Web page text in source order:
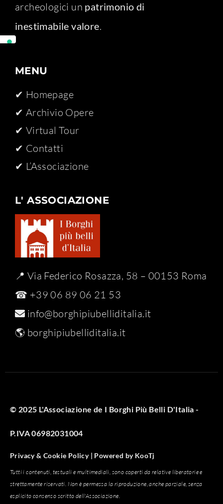
archeologici un patrimonio di
inestimabile valore.
MENU
✔ Homepage
✔ Archivio Opere​
✔ Virtual Tour
✔ Contatti
✔ L’Associazione
L' ASSOCIAZIONE
📍 Via Federico Rosazza, 58 – 00153 Roma
☎ +39 06 89 06 21 53
info@borghipiubelliditalia.it
🌎 borghipiubelliditalia.it
© 2025 L'Associazione de I Borghi Più Belli D'Italia -
P.IVA 06982031004
Privacy & Cookie Policy | Powered byKooTj
Tutti i contenuti, testuali e multimediali, sono coperti da relative liberatorie e
strettamente riservati. Non è permessa la riproduzione, anche parziale, senza
esplicito consenso scritto dell'Associazione.